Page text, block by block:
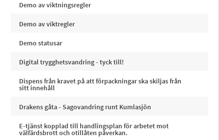
Demo av viktningsregler
Demo av viktregler
Demo statusar
Digital trygghetsvandring - tyck till!
Dispens från kravet på att förpackningar ska skiljas från
sitt innehåll
Drakens gåta - Sagovandring runt Kumlasjön
E-tjänst kopplad till handlingsplan för arbetet mot
välfärdsbrott och otillåten påverkan.